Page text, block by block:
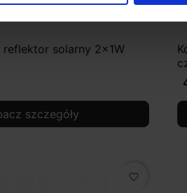
reflektor solarny 2x1W
szczegóły
favorite_border